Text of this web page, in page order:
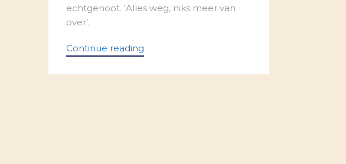
echtgenoot. ‘Alles weg, niks meer van
over’.
Continue reading